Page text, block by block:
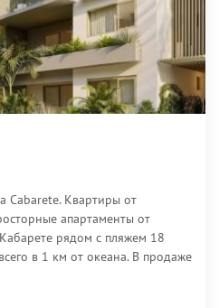
Cabarete. Квартиры от
апартаменты от
рядом с пляжем 18
в 1 км от океана. В продаже